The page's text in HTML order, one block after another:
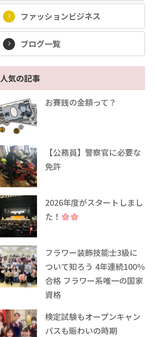
ファッションビジネス
ブログ一覧
人気の記事
お賽銭の金額って？
【公務員】警察官に必要な
免許
2026年度がスタートしまし
た！
フラワー装飾技能士3級に
ついて知ろう 4年連続100％
合格 フラワー系唯一の国家
資格
検定試験もオープンキャン
パスも賑わいの時期